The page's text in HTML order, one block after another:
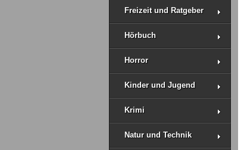
Freizeit und Ratgeber
Hörbuch
Horror
Kinder und Jugend
Krimi
Natur und Technik